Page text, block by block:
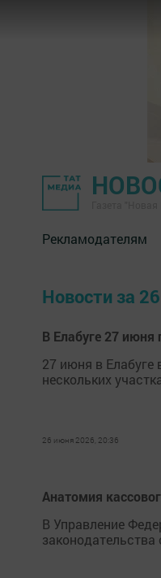
Рекламодателям
Новости за
В Елабуге 27
27 июня в
нескольких
26 июня 2026, 20:36
Анатомия
В Управление
законодательства